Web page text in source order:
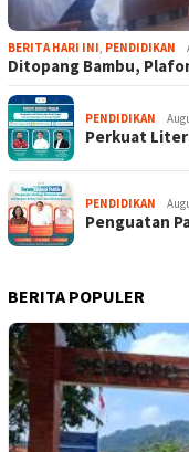
BERITA HARI INI, PENDIDIKAN
Ditopang Bambu,
PENDIDIKAN
Perkuat
PENDIDIKAN
Penguatan
BERITA POPULER